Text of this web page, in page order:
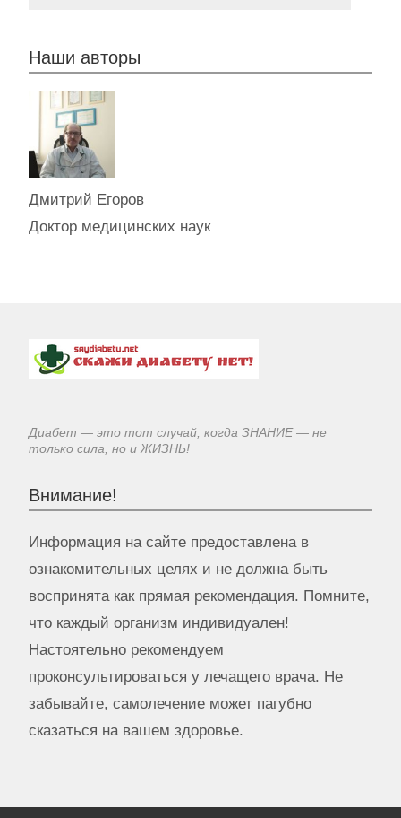
Наши авторы
Дмитрий Егоров
Доктор медицинских наук
Диабет — это тот случай, когда ЗНАНИЕ — не
только сила, но и ЖИЗНЬ!
Внимание!
Информация на сайте предоставлена в
ознакомительных целях и не должна быть
воспринята как прямая рекомендация. Помните,
что каждый организм индивидуален!
Настоятельно рекомендуем
проконсультироваться у лечащего врача. Не
забывайте, самолечение может пагубно
сказаться на вашем здоровье.